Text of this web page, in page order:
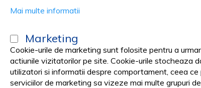
Accesorii Coafor &
In aceasta categorie gasiti o gama variata de perii si
Mai multe informatii
Marketing
Cookie-urile de marketing sunt folosite pentru a
actiunile vizitatorilor pe site. Cookie-urile stocheaza
utilizatori si informatii despre comportament, ceea ce
serviciilor de marketing sa vizeze mai multe grupuri